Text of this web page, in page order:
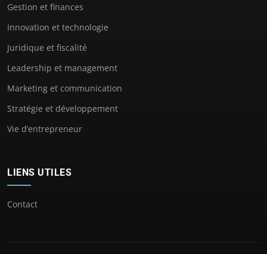
Gestion et finances
Innovation et technologie
Juridique et fiscalité
Leadership et management
Marketing et communication
Stratégie et développement
Vie d’entrepreneur
LIENS UTILES
Contact